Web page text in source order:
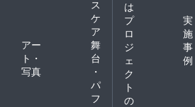
ス
ケ
ア
アー
ト・
写真
舞
台
・
パ
フ
は
プ
ロ
ジ
ェ
ク
ト
の
実
施
事
例